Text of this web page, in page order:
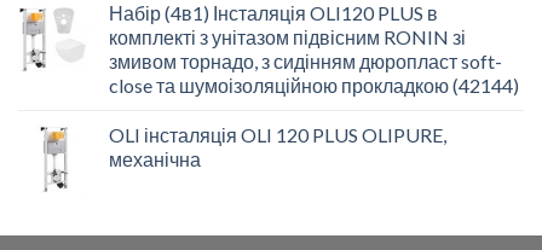
Набір (4в1) Інсталяція OLI120 PLUS в
комплекті з унітазом підвісним RONIN зі
змивом торнадо, з сидінням дюропласт soft-
close та шумоізоляційною прокладкою (42144)
OLI інсталяція OLI 120 PLUS OLIPURE,
механічна